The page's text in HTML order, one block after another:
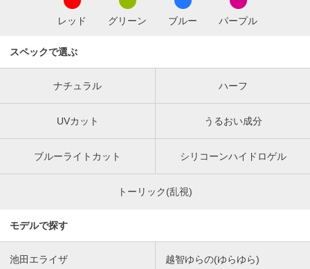
レッド グリーン ブルー パープル
スペックで選ぶ
ナチュラル ハーフ
UVカット うるおい成分
ブルーライトカット シリコーンハイドロゲル
トーリック(乱視)
モデルで探す
池田エライザ 越智ゆらの(ゆらゆら)